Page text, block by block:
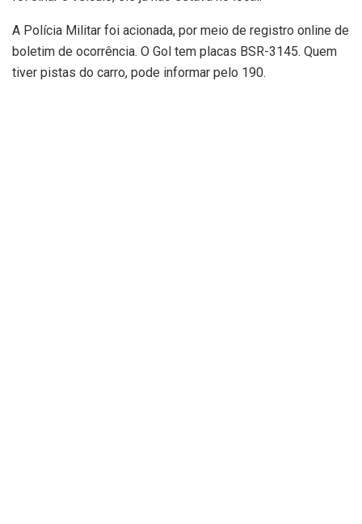
A Polícia Militar foi acionada, por meio de registro online de
boletim de ocorrência. O Gol tem placas BSR-3145. Quem
tiver pistas do carro, pode informar pelo 190.